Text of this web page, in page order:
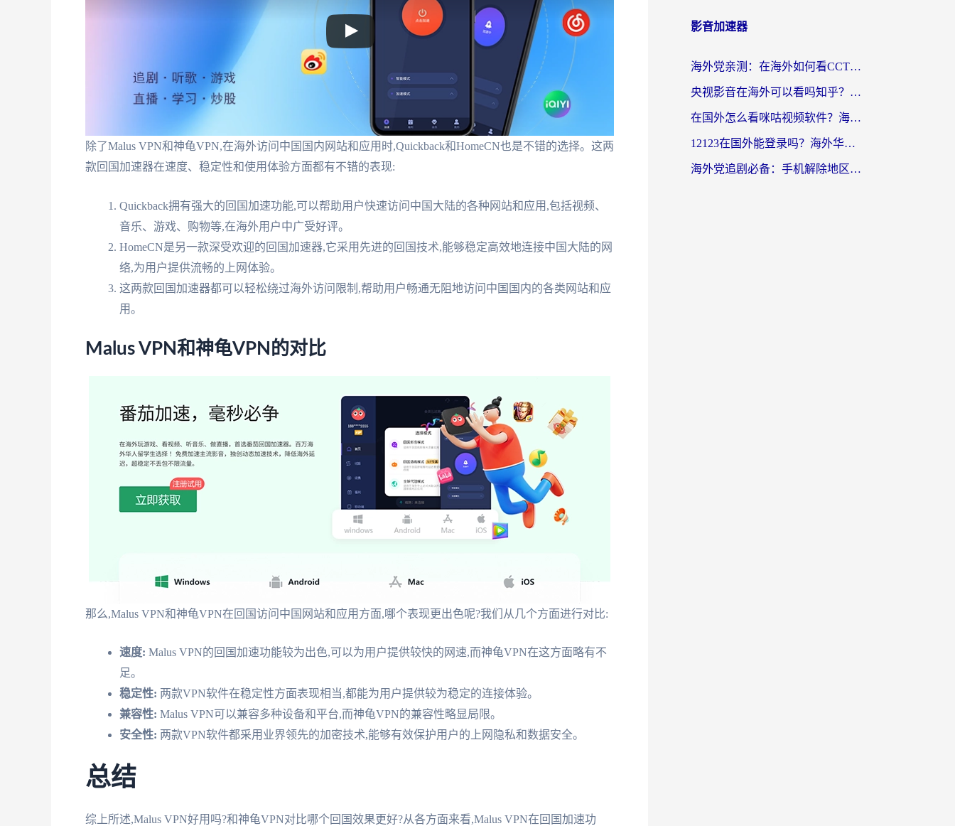
除了Malus VPN和神龟VPN,在海外访问中国国内网站和应用时,Quickback和HomeCN也是不错的选择。这两
款回国加速器在速度、稳定性和使用体验方面都有不错的表现:
Quickback拥有强大的回国加速功能,可以帮助用户快速访问中国大陆的各种网站和应用,包括视频、
音乐、游戏、购物等,在海外用户中广受好评。
HomeCN是另一款深受欢迎的回国加速器,它采用先进的回国技术,能够稳定高效地连接中国大陆的网
络,为用户提供流畅的上网体验。
这两款回国加速器都可以轻松绕过海外访问限制,帮助用户畅通无阻地访问中国国内的各类网站和应
用。
Malus VPN和神龟VPN的对比
那么,Malus VPN和神龟VPN在回国访问中国网站和应用方面,哪个表现更出色呢?我们从几个方面进行对比:
速度: Malus VPN的回国加速功能较为出色,可以为用户提供较快的网速,而神龟VPN在这方面略有不
足。
稳定性: 两款VPN软件在稳定性方面表现相当,都能为用户提供较为稳定的连接体验。
兼容性: Malus VPN可以兼容多种设备和平台,而神龟VPN的兼容性略显局限。
安全性: 两款VPN软件都采用业界领先的加密技术,能够有效保护用户的上网隐私和数据安全。
总结
综上所述,Malus VPN好用吗?和神龟VPN对比哪个回国效果更好?从各方面来看,Malus VPN在回国加速功
影音加速器
海外党亲测：在海外如何看CCTV？告别“仅限大陆播放”的实用指南
央视影音在海外可以看吗知乎？留学生亲测：3步解决地域限制+追剧自由
在国外怎么看咪咕视频软件？海外党亲测有效的回国加速方案
12123在国外能登录吗？海外华人必看的回国加速实用指南
海外党追剧必备：手机解除地区限制app怎么选？解决央视视频&国内剧地区限制全指南